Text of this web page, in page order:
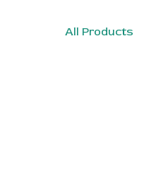
All Products